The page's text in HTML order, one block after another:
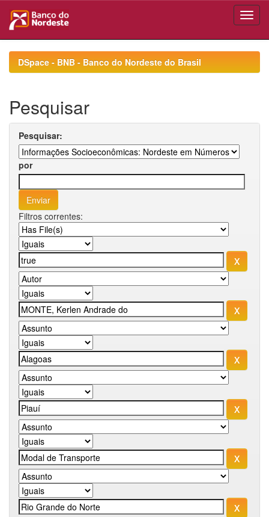
navigationDSpace - BNB - Banco do Nordeste do Brasil
Pesquisar
Pesquisar:
por
Filtros correntes: